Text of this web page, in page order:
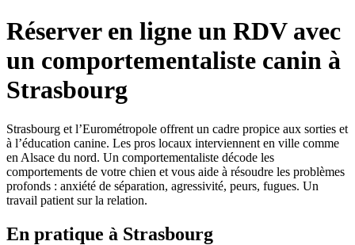
Réserver en ligne un RDV avec
un comportementaliste canin à
Strasbourg
Strasbourg et l’Eurométropole offrent un cadre propice aux sorties et
à l’éducation canine. Les pros locaux interviennent en ville comme
en Alsace du nord. Un comportementaliste décode les
comportements de votre chien et vous aide à résoudre les problèmes
profonds : anxiété de séparation, agressivité, peurs, fugues. Un
travail patient sur la relation.
En pratique à Strasbourg